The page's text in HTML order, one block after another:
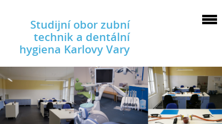
Studijní obor zubní
technik a dentální
hygiena Karlovy Vary